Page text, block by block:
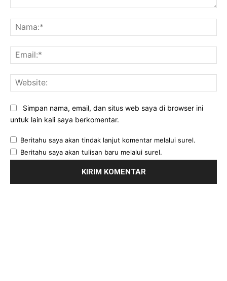
Simpan nama, email, dan situs web saya di browser ini
untuk lain kali saya berkomentar.
Beritahu saya akan tindak lanjut komentar melalui surel.
Beritahu saya akan tulisan baru melalui surel.